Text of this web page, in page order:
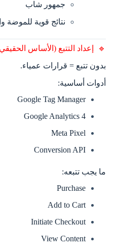
جمهور شاب
نتائج قوية للموضة
🔹 إعداد التتبع (الأساس
بدون تتبع = قرارات عمياء.
أدوات أساسية:
Google Tag Manager
Google Analytics 4
Meta Pixel
Conversion API
ما يجب تتبعه:
Purchase
Add to Cart
Initiate Checkout
View Content